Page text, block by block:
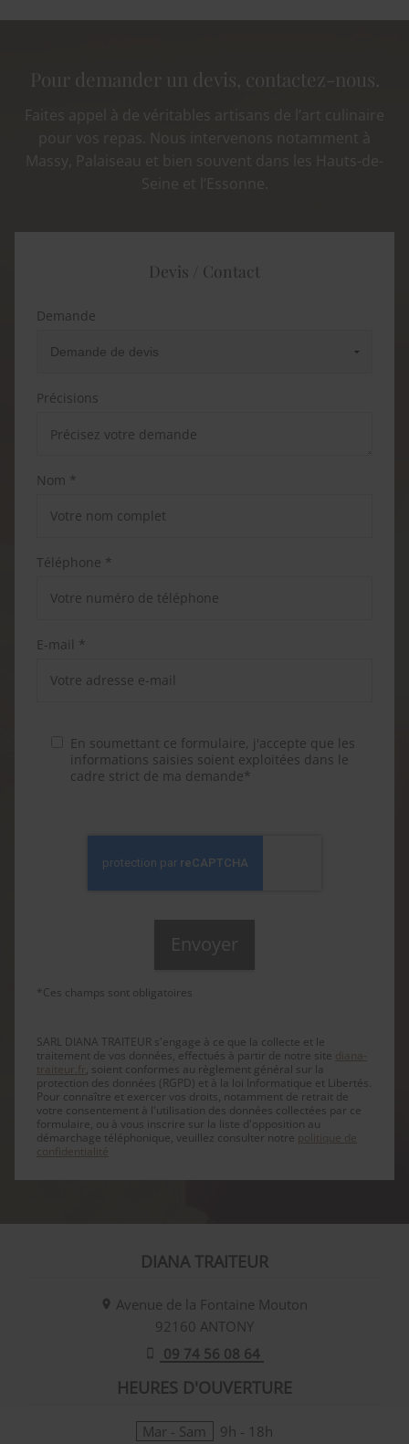
Pour demander un devis, contactez-nous.
Faites appel à de véritables artisans de l’art culinaire
pour vos repas. Nous intervenons notamment à
Massy, Palaiseau et bien souvent dans les Hauts-de-
Seine et l’Essonne.
Devis / Contact
Demande
Précisions
Nom *
Téléphone *
E-mail *
En soumettant ce formulaire, j'accepte que les
informations saisies soient exploitées dans le
cadre strict de ma demande*
*Ces champs sont obligatoires
SARL DIANA TRAITEUR s'engage à ce que la collecte et le
traitement de vos données, effectués à partir de notre site diana-
traiteur.fr , soient conformes au règlement général sur la
protection des données (RGPD) et à la loi Informatique et Libertés.
Pour connaître et exercer vos droits, notamment de retrait de
votre consentement à l'utilisation des données collectées par ce
formulaire, ou à vous inscrire sur la liste d'opposition au
démarchage téléphonique, veuillez consulter notre politique de
confidentialité
DIANA TRAITEUR
Avenue de la Fontaine Mouton
92160 ANTONY
09 74 56 08 64
HEURES D'OUVERTURE
Mar - Sam 9h - 18h